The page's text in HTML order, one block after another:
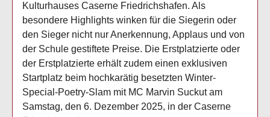
Kulturhauses Caserne Friedrichshafen. Als
besondere Highlights winken für die Siegerin oder
den Sieger nicht nur Anerkennung, Applaus und von
der Schule gestiftete Preise. Die Erstplatzierte oder
der Erstplatzierte erhält zudem einen exklusiven
Startplatz beim hochkarätig besetzten Winter-
Special-Poetry-Slam mit MC Marvin Suckut am
Samstag, den 6. Dezember 2025, in der Caserne